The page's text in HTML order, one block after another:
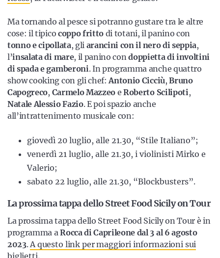
Ma tornando al pesce si potranno gustare tra le altre
cose: il tipico coppo fritto di totani, il panino con
tonno e cipollata, gli arancini con il nero di seppia,
l’insalata di mare, il panino condoppietta di involtini
di spada e gamberoni. In programma anche quattro
show cooking con gli chef:Antonio Cicciù,Bruno
Capogreco, Carmelo Mazzeo eRoberto Scilipoti,
Natale Alessio Fazio. E poi spazio anche
all’intrattenimento musicale con:
giovedì 20 luglio, alle 21.30, “Stile Italiano”;
venerdì 21 luglio, alle 21.30, i violinisti Mirko e
Valerio;
sabato 22 luglio, alle 21.30, “Blockbusters”.
La prossima tappa dello Street Food Sicily on Tour
La prossima tappa dello Street Food Sicily on Tour è in
programma aRocca di Caprileone dal 3 al 6 agosto
2023.A questo link per maggiori informazioni sui
biglietti.